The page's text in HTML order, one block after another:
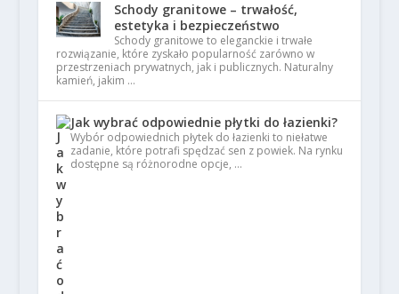
Schody granitowe – trwałość,
estetyka i bezpieczeństwo
Schody granitowe to eleganckie i trwałe
rozwiązanie, które zyskało popularność zarówno w
przestrzeniach prywatnych, jak i publicznych. Naturalny
kamień, jakim …
Jak wybrać odpowiednie płytki do łazienki?
Wybór odpowiednich płytek do łazienki to niełatwe
zadanie, które potrafi spędzać sen z powiek. Na rynku
dostępne są różnorodne opcje, …